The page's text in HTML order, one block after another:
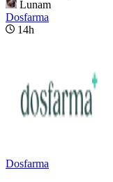
Lunam
Dosfarma
14h
Dosfarma